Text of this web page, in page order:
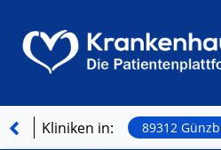
Kliniken in: 89312